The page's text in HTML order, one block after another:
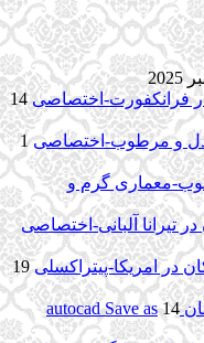
فرانکفورت-اختصاصی 14
و مرطوب-اختصاصی 1
معماری گرم و
تیرانا آلبانی-اختصاصی
در امریکا-پیتراکسلی 19
14